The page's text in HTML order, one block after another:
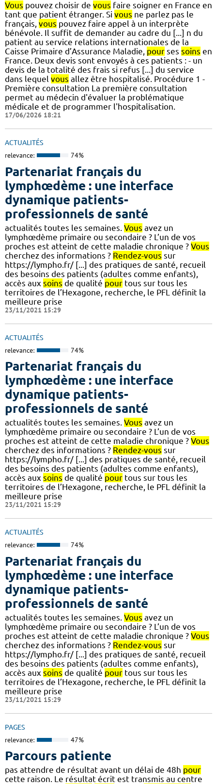
Vous pouvez choisir de vous faire soigner en France en
tant que patient étranger. Si vous ne parlez pas le
français, vous pouvez faire appel à un interprète
bénévole. Il suffit de demander au cadre du [...] n du
patient au service relations internationales de la
Caisse Primaire d’Assurance Maladie, pour ses soins en
France. Deux devis sont envoyés à ces patients : - un
devis de la totalité des frais si refus [...] du service
dans lequel vous allez être hospitalisé. Procédure 1 -
Première consultation La première consultation
permet au médecin d'évaluer la problématique
médicale et de programmer l'hospitalisation.
17/06/2026 18:21
ACTUALITÉS
relevance: 74%
Partenariat français du
lymphœdème : une interface
dynamique patients-
professionnels de santé
actualités toutes les semaines. Vous avez un
lymphœdème primaire ou secondaire ? L’un de vos
proches est atteint de cette maladie chronique ? Vous
cherchez des informations ? Rendez-vous sur
https://lympho.fr/ [...] des pratiques de santé, recueil
des besoins des patients (adultes comme enfants),
accès aux soins de qualité pour tous sur tous les
territoires de l’Hexagone, recherche, le PFL définit la
meilleure prise
23/11/2021 15:29
ACTUALITÉS
relevance: 74%
Partenariat français du
lymphœdème : une interface
dynamique patients-
professionnels de santé
actualités toutes les semaines. Vous avez un
lymphœdème primaire ou secondaire ? L’un de vos
proches est atteint de cette maladie chronique ? Vous
cherchez des informations ? Rendez-vous sur
https://lympho.fr/ [...] des pratiques de santé, recueil
des besoins des patients (adultes comme enfants),
accès aux soins de qualité pour tous sur tous les
territoires de l’Hexagone, recherche, le PFL définit la
meilleure prise
23/11/2021 15:29
ACTUALITÉS
relevance: 74%
Partenariat français du
lymphœdème : une interface
dynamique patients-
professionnels de santé
actualités toutes les semaines. Vous avez un
lymphœdème primaire ou secondaire ? L’un de vos
proches est atteint de cette maladie chronique ? Vous
cherchez des informations ? Rendez-vous sur
https://lympho.fr/ [...] des pratiques de santé, recueil
des besoins des patients (adultes comme enfants),
accès aux soins de qualité pour tous sur tous les
territoires de l’Hexagone, recherche, le PFL définit la
meilleure prise
23/11/2021 15:29
PAGES
relevance: 47%
Parcours patiente
pas attendre de résultat avant un délai de 48h pour
cette raison. Le résultat écrit est transmis au centre